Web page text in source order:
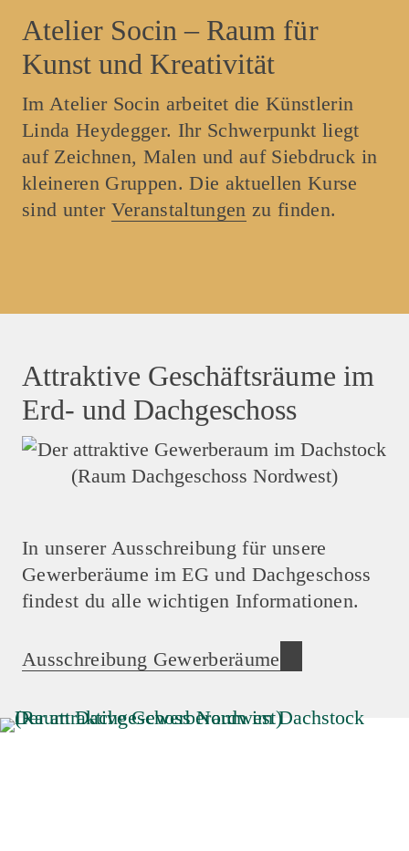
Atelier Socin – Raum für
Kunst und Kreativität
Im Atelier Socin arbeitet die Künstlerin
Linda Heydegger. Ihr Schwerpunkt liegt
auf Zeichnen, Malen und auf Siebdruck in
kleineren Gruppen. Die aktuellen Kurse
sind unter Veranstaltungen zu finden.
Attraktive Geschäftsräume im
Erd- und Dachgeschoss
In unserer Ausschreibung für unsere
Gewerberäume im EG und Dachgeschoss
findest du alle wichtigen Informationen.
Ausschreibung Gewerberäume